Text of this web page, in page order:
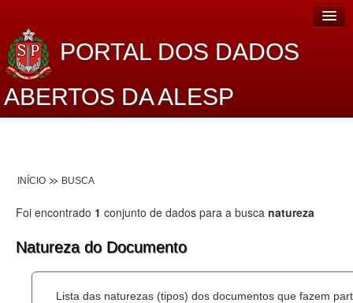
PORTAL DOS DADOS
ABERTOS DA ALESP
Lei de Acesso à Informação
Dados Governamentais Abertos
INÍCIO BUSCA
Foi encontrado 1 conjunto de dados para a busca natureza
Natureza do Documento
Lista das naturezas (tipos) dos documentos que fazem